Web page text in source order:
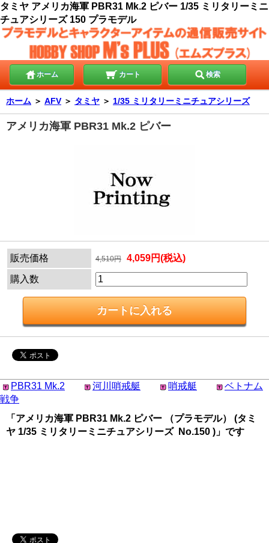
タミヤ アメリカ海軍 PBR31 Mk.2 ピバー 1/35 ミリタリーミニ
チュアシリーズ 150 プラモデル
ホーム カート 検索
ホーム ＞ AFV ＞ タミヤ ＞ 1/35 ミリタリーミニチュアシリーズ
アメリカ海軍 PBR31 Mk.2 ピバー
販売価格 4,510円 4,059円(税込)
購入数
PBR31 Mk.2 河川哨戒艇 哨戒艇
ベトナム
戦争
「アメリカ海軍 PBR31 Mk.2 ピバー （プラモデル） (タミ
ヤ 1/35 ミリタリーミニチュアシリーズ No.150 )」です